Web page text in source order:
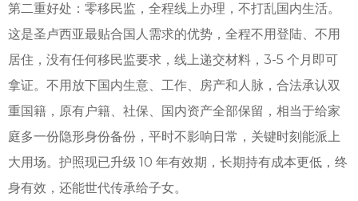
第二重好处：零移民监，全程线上办理，不打乱国内生活。
这是圣卢西亚最贴合国人需求的优势，全程不用登陆、不用
居住，没有任何移民监要求，线上递交材料，3-5 个月即可
拿证。不用放下国内生意、工作、房产和人脉，合法承认双
重国籍，原有户籍、社保、国内资产全部保留，相当于给家
庭多一份隐形身份备份，平时不影响日常，关键时刻能派上
大用场。护照现已升级 10 年有效期，长期持有成本更低，终
身有效，还能世代传承给子女。